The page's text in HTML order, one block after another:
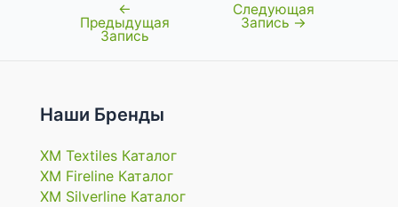
←
Предыдущая
Запись
Следующая
Запись →
Наши Бренды
XM Textiles Каталог
XM Fireline Каталог
XM Silverline Каталог